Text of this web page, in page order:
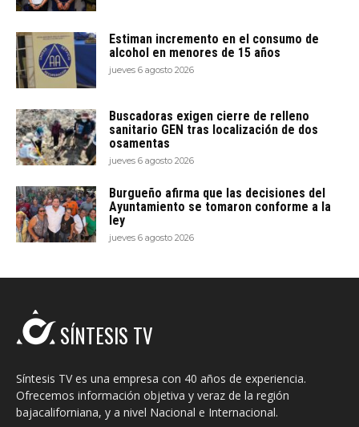
Estiman incremento en el consumo de
alcohol en menores de 15 años
jueves 6 agosto 2026
Buscadoras exigen cierre de relleno
sanitario GEN tras localización de dos
osamentas
jueves 6 agosto 2026
Burgueño afirma que las decisiones del
Ayuntamiento se tomaron conforme a la
ley
jueves 6 agosto 2026
SÍNTESIS TV
Síntesis TV es una empresa con 40 años de experiencia.
Ofrecemos información objetiva y veraz de la región
bajacaliforniana, y a nivel Nacional e Internacional.